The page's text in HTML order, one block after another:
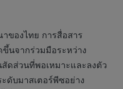
ของไทย การสื่อสาร
นจากร่วมมือระหว่าง
ดส่วนที่พอเหมาะและลงตัว
ดับมาสเตอร์พีซอย่าง